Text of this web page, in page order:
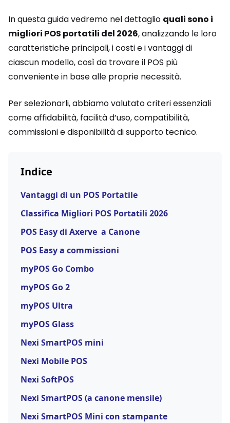
In questa guida vedremo nel dettaglio quali sono i
migliori POS portatili del 2026, analizzando le loro
caratteristiche principali, i costi e i vantaggi di
ciascun modello, così da trovare il POS più
conveniente in base alle proprie necessità.
Per selezionarli, abbiamo valutato criteri essenziali
come affidabilità, facilità d’uso, compatibilità,
commissioni e disponibilità di supporto tecnico.
Indice
Vantaggi di un POS Portatile
Classifica Migliori POS Portatili 2026
POS Easy di Axerve a Canone
POS Easy a commissioni
myPOS Go Combo
myPOS Go 2
myPOS Ultra
myPOS Glass
Nexi SmartPOS mini
Nexi Mobile POS
Nexi SoftPOS
Nexi SmartPOS (a canone mensile)
Nexi SmartPOS Mini con stampante